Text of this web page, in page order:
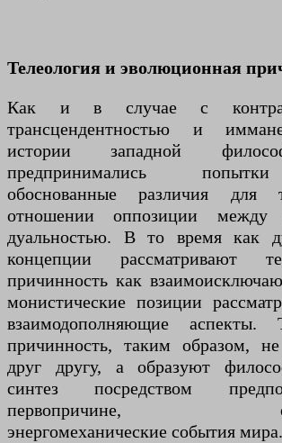
Телеология и эволюционная
Как и в случае с
трансцендентностью и
истории западной
предпринимались
обоснованные различия для
отношении оппозиции
дуальностью. В то время как
концепции рассматривают
причинность как
монистические позиции
взаимодополняющие аспекты.
причинность, таким образом, не
друг другу, а образуют
синтез посредством
первопричине,
энергомеханические события мира.